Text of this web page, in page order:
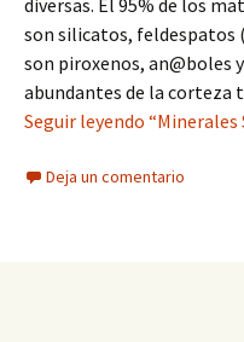
diversas. El 95% de los
son silicatos, feldespatos
son piroxenos, an@boles
abundantes de la corteza
Seguir leyendo
Deja un comentario